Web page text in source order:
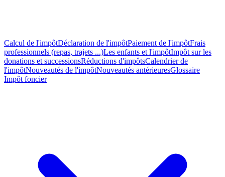
Calcul de l'impôtDéclaration de l'impôtPaiement de l'impôtFrais
professionnels (repas, trajets ...)Les enfants et l'impôtImpôt sur les
donations et successionsRéductions d'impôtsCalendrier de
l'impôtNouveautés de l'impôtNouveautés antérieuresGlossaire
Impôt foncier